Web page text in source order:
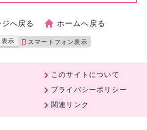
へ戻る ホームへ戻る
示 スマートフォン表示
このサイトについて
プライバシーポリシー
関連リンク